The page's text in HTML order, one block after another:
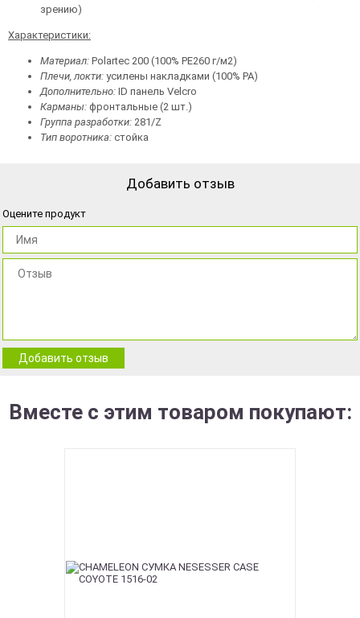
зрению)
Характеристики:
Материал: Polartec 200 (100% PE260 г/м2)
Плечи, локти: усилены накладками (100% PA)
Дополнительно: ID панель Velcro
Карманы: фронтальные (2 шт.)
Группа разработки: 281/Z
Тип воротника: стойка
Добавить отзыв
Оцените продукт
Добавить отзыв
Вместе с этим товаром покупают: